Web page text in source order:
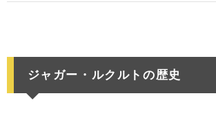
ジャガー・ルクルトの歴史